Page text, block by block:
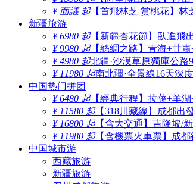
¥ 面議 起【首飛林芝 赏桃花】林
新疆旅游
¥ 6980 起【新疆杏花節】臥進飛
¥ 9980 起【絲綢之路】青海+甘
¥ 4980 起北疆·沙漠草原獨庫公路
¥ 11980 起南北疆·全景線16天深
中国热门拼团
¥ 6480 起【經典行程】拉薩+羊
¥ 11580 起【318川藏線】成都出
¥ 16800 起【含大交通】吉隆坡/
¥ 11980 起【含機票火車票】成
中国城市游
西藏旅游
新疆旅游